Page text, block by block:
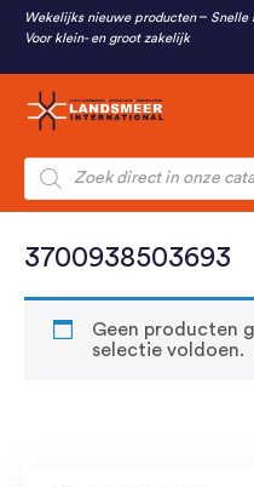
Wekelijks nieuwe producten
Snelle
Voor klein- en groot zakelijk
Producten
zoeken
3700938503693
Geen producten
selectie voldoen.